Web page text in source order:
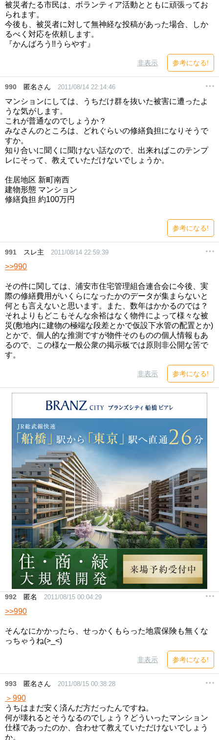
被災者たる市民は、ボランティア活動とともに頑張ってお
られます。
今後も、被災者に対して無神経な投稿があった場合、しか
るべく対応を依頼します。
『かんばろう!!うらやす』
非表示 参考になる!
990 匿名さん 2011/08/14 22:14:46
マンションにしては、うちだけ群を抜いた被害に遭ったよ
うな気がします。
これが普通なのでしょうか？
みなさんのところは、どれぐらいの修繕負担になりそうで
すか。
知り合いに聞くに聞けない話なので、出来ればこのテンプ
レにそって、教えていただけないでしょうか。
住居地区 新町南西
建物形態 マンション
修繕負担 約100万円
参考になる!
991 スレ主 2011/08/14 22:59:39
>>990
その件に関しては、浦安市住宅管理組合連合会に今後、実
際の修繕費用がいくらになったかのデータが集まらないと
何とも言えないと思います。また、数年はかかるのでは？
それよりもどこもそんな余裕はなく物件によって様々な被
災(敷地内に建物の極端な段差とかで仮設下水管の配置とか)
とかで、個人的な推測ですが物件そのものの個人情報もあ
るので、この様な一般公衆の掲示板では原則非公開な筈で
す。
非表示 参考になる!
992 匿名 2011/08/15 00:04:29
>>990
そんなにかかったら、せっかくもらった地震保険も無くな
っちゃうね(>_<)
非表示 参考になる!
993 匿名さん 2011/08/15 00:38:28
＞990
うちはまだ安く済んだ方だったんですね。
何が壊れるとそうなるのでしょう？どういったマンション
仕様であったのか、合わせて教えていただけないでしょう
か。